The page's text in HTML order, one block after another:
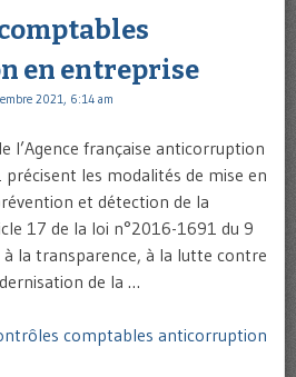
en entreprise
2021, 6:14 am
l’Agence française anticorruption
précisent les modalités de mise en
et détection de la
17 de la loi n°2016-1691 du 9
la transparence, à la lutte contre
de la …
comptables anticorruption